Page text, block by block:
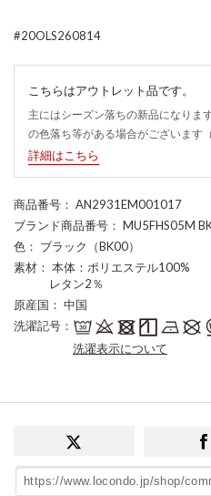
#20OLS260814
こちらはアウトレット品です。
主にはシーズン落ちの新品になりま
の色落ち等がある場合がございます
詳細はこちら
商品番号 ： AN2931EM001017
ブランド商品番号 ： MU5FHS05M
色 ： ブラック（BK00）
素材 ： 本体：ポリエステル100%
レタン2％
原産国 ： 中国
洗濯記号 ：
洗濯表示について